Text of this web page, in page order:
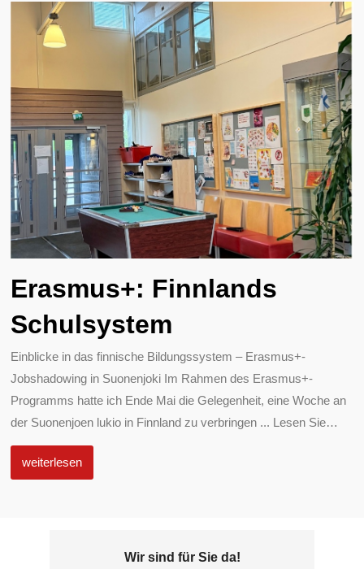
Erasmus+: Finnlands
Schulsystem
Einblicke in das finnische Bildungssystem – Erasmus+-
Jobshadowing in Suonenjoki Im Rahmen des Erasmus+-
Programms hatte ich Ende Mai die Gelegenheit, eine Woche an
der Suonenjoen lukio in Finnland zu verbringen ... Lesen Sie…
weiterlesen
Wir sind für Sie da!